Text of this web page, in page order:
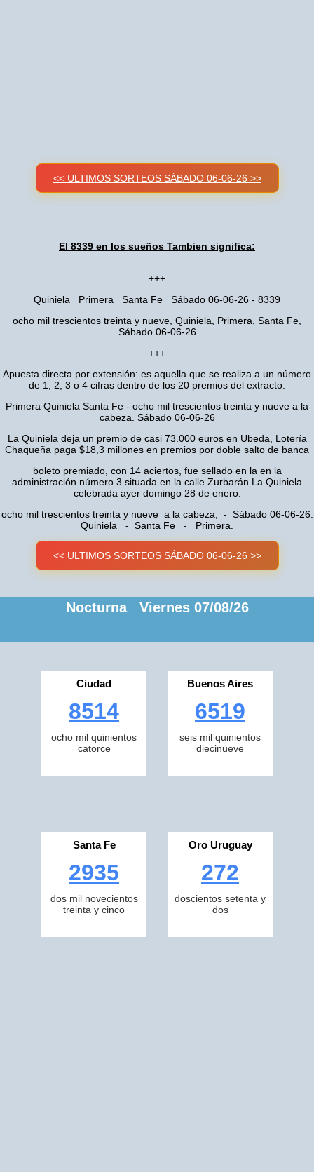
<< ULTIMOS SORTEOS SÁBADO 06-06-26 >>
El 8339 en los sueños Tambien significa:
+++
Quiniela Primera Santa Fe Sábado 06-06-26 - 8339
ocho mil trescientos treinta y nueve, Quiniela, Primera, Santa Fe,
Sábado 06-06-26
+++
Apuesta directa por extensión: es aquella que se realiza a un número
de 1, 2, 3 o 4 cifras dentro de los 20 premios del extracto.
Primera Quiniela Santa Fe - ocho mil trescientos treinta y nueve a la
cabeza. Sábado 06-06-26
La Quiniela deja un premio de casi 73.000 euros en Ubeda, Lotería
Chaqueña paga $18,3 millones en premios por doble salto de banca
boleto premiado, con 14 aciertos, fue sellado en la en la
administración número 3 situada en la calle Zurbarán La Quiniela
celebrada ayer domingo 28 de enero.
ocho mil trescientos treinta y nueve a la cabeza, - Sábado 06-06-26.
Quiniela - Santa Fe - Primera.
<< ULTIMOS SORTEOS SÁBADO 06-06-26 >>
Nocturna Viernes 07/08/26
Ciudad
8514
ocho mil quinientos
catorce
Buenos Aires
6519
seis mil quinientos
diecinueve
Santa Fe
2935
dos mil novecientos
treinta y cinco
Oro Uruguay
272
doscientos setenta y
dos